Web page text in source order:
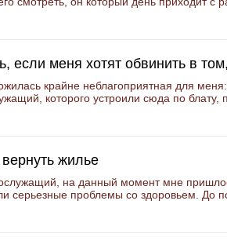
если меня хотят обвинить в
крайне неблагоприятная для
которого устроили сюда по блату,
жилье
на данный момент мне
серьезные проблемы со здоровьем. До